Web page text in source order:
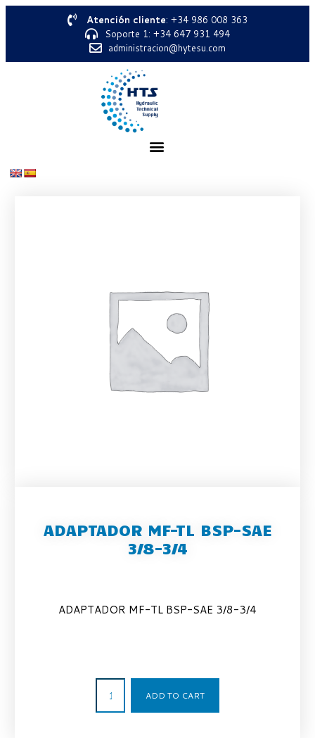
Atención cliente: +34 986 008 363
Soporte 1: +34 647 931 494
administracion@hytesu.com
ADAPTADOR MF-TL BSP-SAE
3/8-3/4
ADAPTADOR MF-TL BSP-SAE 3/8-3/4
ADD TO CART